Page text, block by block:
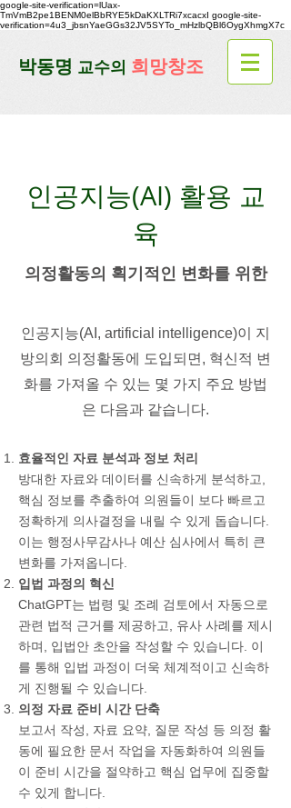
google-site-verification=lUax-
TmVmB2pe1BENM0elBbRYE5kDaKXLTRi7xcacxI google-site-
verification=4u3_jbsnYaeGGs32JV5SYTo_mHzlbQBl6OygXhmgX7c
​박동명 교수의 희망창조
인공지능(AI) 활용 교
육
의정활동의 획기적인 변화를 위한
인공지능(AI, artificial intelligence)이
지
방의회 의정활동에 도입되면, 혁신적 변
화를 가져올 수 있는 몇 가지 주요 방법
은 다음과 같습니다.
효율적인 자료 분석과 정보 처리
방대한 자료와 데이터를 신속하게 분석하고,
핵심 정보를 추출하여 의원들이 보다 빠르고
정확하게 의사결정을 내릴 수 있게 돕습니다.
이는 행정사무감사나 예산 심사에서 특히 큰
변화를 가져옵니다.
입법 과정의 혁신
ChatGPT는 법령 및 조례 검토에서 자동으로
관련 법적 근거를 제공하고, 유사 사례를 제시
하며, 입법안 초안을 작성할 수 있습니다. 이
를 통해 입법 과정이 더욱 체계적이고 신속하
게 진행될 수 있습니다.
의정 자료 준비 시간 단축
보고서 작성, 자료 요약, 질문 작성 등 의정 활
동에 필요한 문서 작업을 자동화하여 의원들
이 준비 시간을 절약하고 핵심 업무에 집중할
수 있게 합니다.